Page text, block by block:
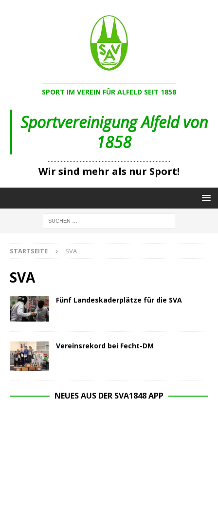
SPORT IM VEREIN FÜR ALFELD SEIT 1858
Sportvereinigung Alfeld von
1858
....................................................................................
Wir sind mehr als nur Sport!
STARTSEITE SVA
SVA
Fünf Landeskaderplätze für die SVA
Vereinsrekord bei Fecht-DM
NEUES AUS DER SVA1848 APP